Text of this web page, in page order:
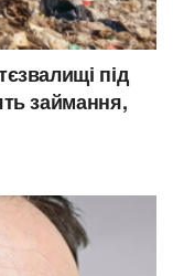
під
займання,